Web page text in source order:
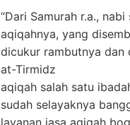
“Dari Samurah r.a.,
aqiqahnya, yang
dicukur rambutnya dan
at-Tirmidz
aqiqah salah satu
sudah selayaknya